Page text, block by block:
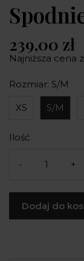
239,00 zł
Najniższa cena
Rozmiar: S/M
XS S/M
Ilość
- +
Dodaj do